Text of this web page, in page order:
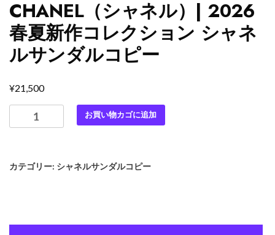
CHANEL（シャネル）| 2026
春夏新作コレクション シャネ
ルサンダルコピー
¥21,500
CHANEL（シ
ャ
2026
作
お買い物カゴに追加
カテゴリー: シャネルサンダルコピー